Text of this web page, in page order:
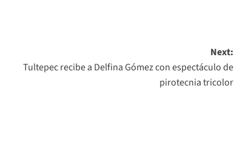
Next:
Tultepec recibe a Delfina Gómez con espectáculo de
pirotecnia tricolor